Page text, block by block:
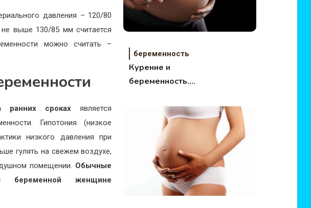
давления – 120/80
выше 130/85 мм считается
можно считать –
ранних сроках является
Гипотония (низкое
низкого давления при
гулять на свежем воздухе,
помещении. Обычные
беременной женщине
беременность
Курение и
беременность.